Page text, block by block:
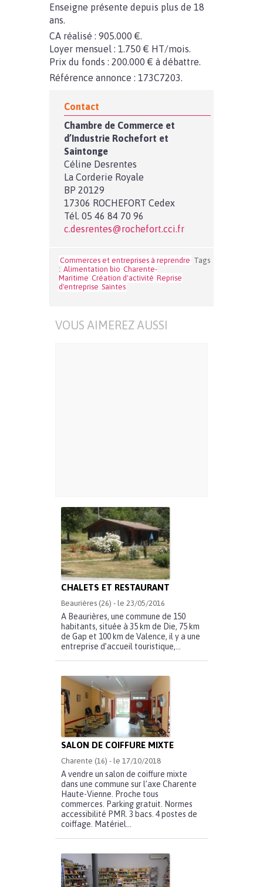
Enseigne présente depuis plus de 18
ans.
CA réalisé : 905.000 €.
Loyer mensuel : 1.750 € HT/mois.
Prix du fonds : 200.000 € à débattre.
Référence annonce : 173C7203.
Contact
Chambre de Commerce et
d’Industrie Rochefort et
Saintonge
Céline Desrentes
La Corderie Royale
BP 20129
17306 ROCHEFORT Cedex
Tél. 05 46 84 70 96
c.desrentes@rochefort.cci.fr
Commerces et entreprises à reprendre Tags
: Alimentation bio Charente-
Maritime Création d'activité Reprise
d'entreprise Saintes
VOUS AIMEREZ AUSSI
CHALETS ET RESTAURANT
Beaurières (26) - le 23/05/2016
A Beaurières, une commune de 150
habitants, située à 35 km de Die, 75 km
de Gap et 100 km de Valence, il y a une
entreprise d’accueil touristique,...
SALON DE COIFFURE MIXTE
Charente (16) - le 17/10/2018
A vendre un salon de coiffure mixte
dans une commune sur l’axe Charente
Haute-Vienne. Proche tous
commerces. Parking gratuit. Normes
accessibilité PMR. 3 bacs. 4 postes de
coiffage. Matériel...